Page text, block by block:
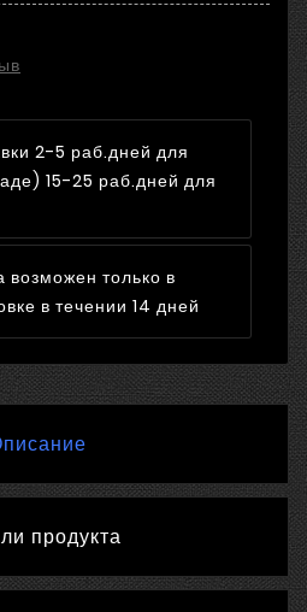
2-5 раб.дней для
15-25 раб.дней для
возможен только в
в течении 14 дней
продукта